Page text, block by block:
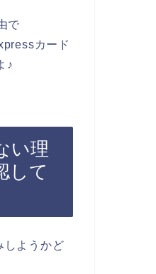
で
カード
♪
い理
して
しようかど